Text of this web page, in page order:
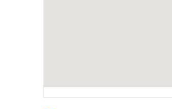
Actieve Voetgangersbescherming